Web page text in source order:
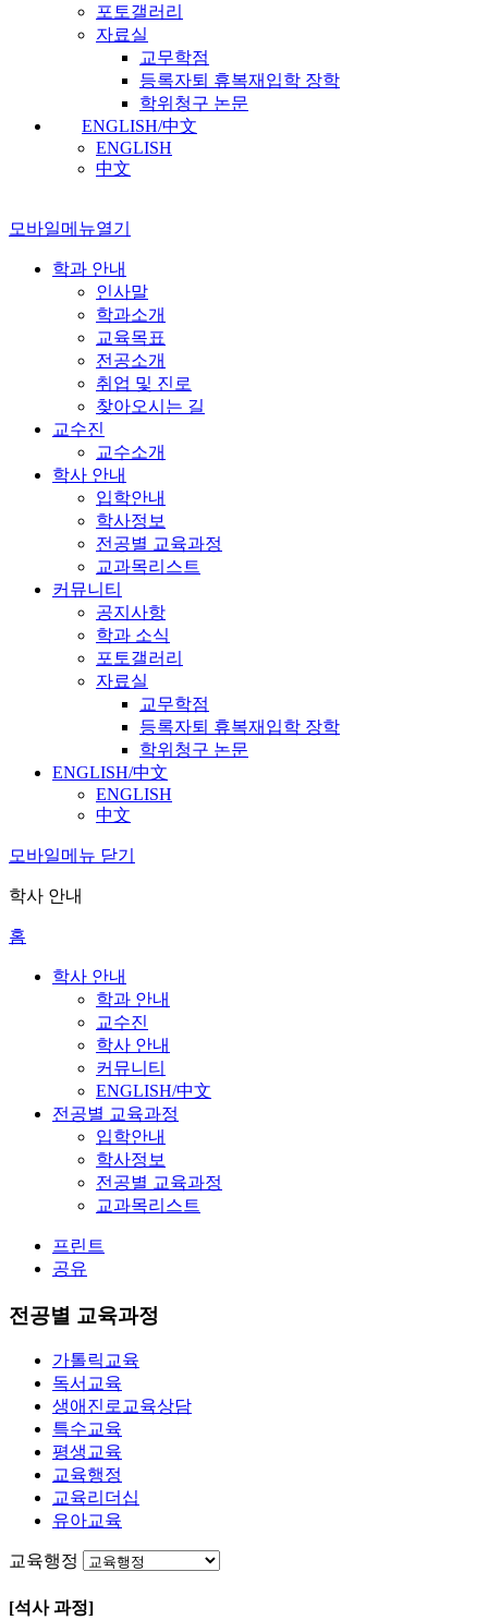
포토갤러리
자료실
교무학점
등록자퇴 휴복재입학 장학
학위청구 논문
ENGLISH/中文
ENGLISH
中文
모바일메뉴열기
학과 안내
인사말
학과소개
교육목표
전공소개
취업 및 진로
찾아오시는 길
교수진
교수소개
학사 안내
입학안내
학사정보
전공별 교육과정
교과목리스트
커뮤니티
공지사항
학과 소식
포토갤러리
자료실
교무학점
등록자퇴 휴복재입학 장학
학위청구 논문
ENGLISH/中文
ENGLISH
中文
모바일메뉴 닫기
학사 안내
홈
학사 안내
학과 안내
교수진
학사 안내
커뮤니티
ENGLISH/中文
전공별 교육과정
입학안내
학사정보
전공별 교육과정
교과목리스트
프린트
공유
전공별 교육과정
가톨릭교육
독서교육
생애진로교육상담
특수교육
평생교육
교육행정
교육리더십
유아교육
교육행정
[석사 과정]